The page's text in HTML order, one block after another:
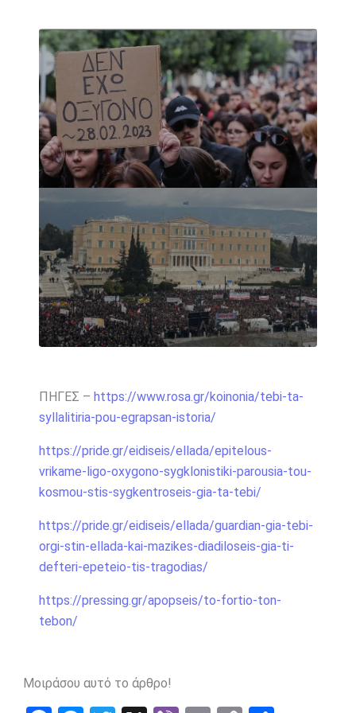
ΠΗΓΕΣ – https://www.rosa.gr/koinonia/tebi-ta-
syllalitiria-pou-egrapsan-istoria/
https://pride.gr/eidiseis/ellada/epitelous-
vrikame-ligo-oxygono-sygklonistiki-parousia-tou-
kosmou-stis-sygkentroseis-gia-ta-tebi/
https://pride.gr/eidiseis/ellada/guardian-gia-tebi-
orgi-stin-ellada-kai-mazikes-diadiloseis-gia-ti-
defteri-epeteio-tis-tragodias/
https://pressing.gr/apopseis/to-fortio-ton-
tebon/
Μοιράσου αυτό το άρθρο!